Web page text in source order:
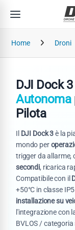
Home Droni
DJI Dock
Autonoma
Pilota
Il DJI Dock 3è la
mondo per
trigger da allarme,
secondi, ricarica
Compatibile con il
+50°C in classe
installazione su
l'integrazione con
BVLOS / categoria